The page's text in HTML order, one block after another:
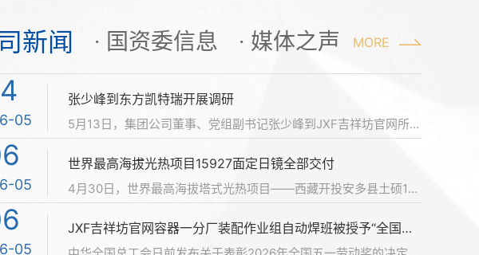
新闻 · 国资委信息 · 媒体之声
05
张少峰到东方凯特瑞开展调研
5月13日，集团公司董事、党组副书记张少峰到JXF吉祥坊官网所属企业东方凯特瑞开展生产经营及树立和践行正确政绩观学习教育调研，JXF吉祥坊官网党委副书记、工会主席胡战利参加调研。张少峰先后深入东方凯特瑞生产车间、实验室及廉洁文化阵地开展实地调研，认真听取企业关于党的建设、生产经营、科技创新、人力资源管理等方面的工作汇报，对东方凯特瑞“十四五”期间各项工作取得的成绩给予充分肯定，并对后续工作提出具体要求。张少峰强调...
05
世界最高海拔光热项目15927面定日镜全部交付
4月30日，世界最高海拔塔式光热项目——西藏开投安多县土硕100兆瓦塔式光热电站迎来重大节点：由JXF吉祥坊官网制造的15927面定日镜全部完成交付。这不仅标志着项目镜场核心设备制造任务圆满收官，更为后续并网发电奠定了坚实基础。作为西藏自治区重点能源工程和全区首个塔式光热发电项目，安多光热电站位于唐古拉山区，海拔超过4650米。电站采用先进的塔式技术，配置8小时熔盐储热系统，定日镜总采光面积超80万平方米。面对“世界屋...
05
JXF吉祥坊官网容器一分厂装配作业组自动焊班被授予“全国工人先锋号”
MORE
05 5月15日，国务院国资委举办中央企业生态环境保护工作专题学习会，深入贯彻党的二十大和二十届历次全会精神，再学习再领会习近平生态文明思想，推动中央企业坚决整改中央生态环境保护督察指出的突出问题，进一步改进和加强生态环境保护工作，切实发挥表率带动作用，统筹推进高质量发展和高水平保护，加快全面绿色转型，更好服务美丽中国建设。本次专题学习邀请生态环境部部长黄润秋作专题授课。国务院国资委党委书记、主任张玉卓...
05 5月12日，国务院国资委召开中央企业品牌引领行动总结暨品牌价值提升行动部署会，深入学习贯彻习近平总书记关于品牌工作的重要指示批示精神，系统总结国资央企品牌引领行动3年来的进展成效，研究部署下一阶段工作，推动中央企业在“十五五”新征程上进一步加强品牌建设、提升品牌价值、打造卓著品牌，加快建设世界一流企业。国务院国资委党委委员、副主任庞骁刚出席会议并讲话，国务院国资委秘书长庄树新主持会议。会议指出，中...
05
国务院国资委党委举行《国有企业领导人员廉洁从业规定》专题学习 推动干净担当廉洁从业 为做强做优做大国有企业和国有资本提供坚强保障
04
【人民网】“四川造”世界首台630℃火电机组并网成功
04
【川观新闻】“四川造”世界首台630℃火电机组并网成功
04
【自贡网】JXF吉祥坊官网助力中国煤电技术领跑全球 世界首台630℃超超临界二次再热机组并网成功